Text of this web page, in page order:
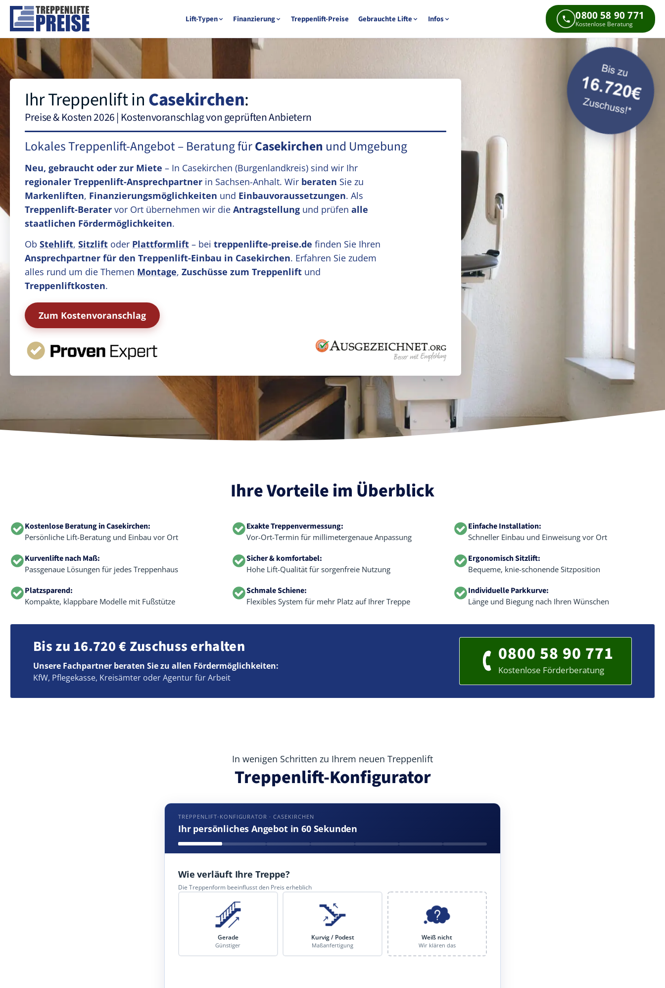
Lift-Typen Finanzierung Treppenlift-Preise Gebrauchte Lifte Infos 0800 58 90 771
Kostenlose Beratung
Ihr Treppenlift inCasekirchen:
Preise & Kosten 2026 | Kostenvoranschlag von geprüften Anbietern
Lokales Treppenlift-Angebot – Beratung fürCasekirchen und Umgebung
Neu, gebraucht oder zur Miete – In Casekirchen (Burgenlandkreis) sind wir Ihr
regionaler Treppenlift-Ansprechpartner in Sachsen-Anhalt. Wir beraten Sie zu
Markenliften, Finanzierungsmöglichkeiten und Einbauvoraussetzungen. Als
Treppenlift-Berater vor Ort übernehmen wir die Antragstellung und prüfen alle
staatlichen Fördermöglichkeiten.
Ob Stehlift, Sitzlift oder Plattformlift – bei treppenlifte-preise.de finden Sie Ihren
Ansprechpartner für den Treppenlift-Einbau in Casekirchen. Erfahren Sie zudem
alles rund um die Themen Montage, Zuschüsse zum Treppenlift und
Treppenliftkosten.
Zum Kostenvoranschlag
Ihre Vorteile im Überblick
Kostenlose Beratung in Casekirchen:
Persönliche Lift-Beratung und Einbau vor Ort
Exakte Treppenvermessung:
Vor-Ort-Termin für millimetergenaue Anpassung
Einfache Installation:
Schneller Einbau und Einweisung vor Ort
Kurvenlifte nach Maß:
Passgenaue Lösungen für jedes Treppenhaus
Sicher & komfortabel:
Hohe Lift-Qualität für sorgenfreie Nutzung
Ergonomisch Sitzlift:
Bequeme, knie-schonende Sitzposition
Platzsparend:
Kompakte, klappbare Modelle mit Fußstütze
Schmale Schiene:
Flexibles System für mehr Platz auf Ihrer Treppe
Individuelle Parkkurve:
Länge und Biegung nach Ihren Wünschen
Bis zu 16.720 € Zuschuss erhalten
Unsere Fachpartner beraten Sie zu allen Fördermöglichkeiten:
KfW, Pflegekasse, Kreisämter oder Agentur für Arbeit
0800 58 90 771
Kostenlose Förderberatung
In wenigen Schritten zu Ihrem neuen Treppenlift
Treppenlift-Konfigurator
TREPPENLIFT-KONFIGURATOR · CASEKIRCHEN
Ihr persönliches Angebot in 60 Sekunden
Wie verläuft Ihre Treppe?
Die Treppenform beeinflusst den Preis erheblich
Gerade
Günstiger
Kurvig / Podest
Maßanfertigung
Weiß nicht
Wir klären das